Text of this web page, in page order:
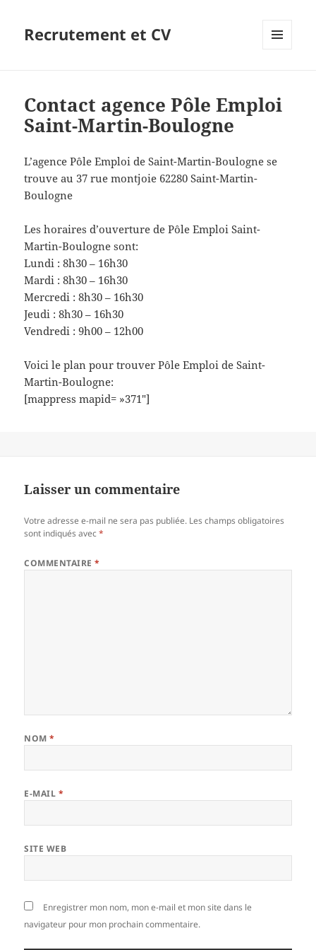
Recrutement et CV
Contact agence Pôle Emploi
Saint-Martin-Boulogne
L’agence Pôle Emploi de Saint-Martin-Boulogne se
trouve au 37 rue montjoie 62280 Saint-Martin-
Boulogne
Les horaires d’ouverture de Pôle Emploi Saint-
Martin-Boulogne sont:
Lundi : 8h30 – 16h30
Mardi : 8h30 – 16h30
Mercredi : 8h30 – 16h30
Jeudi : 8h30 – 16h30
Vendredi : 9h00 – 12h00
Voici le plan pour trouver Pôle Emploi de Saint-
Martin-Boulogne:
[mappress mapid= »371″]
Laisser un commentaire
Votre adresse e-mail ne sera pas publiée. Les champs obligatoires
sont indiqués avec*
COMMENTAIRE*
NOM*
E-MAIL *
SITE WEB
Enregistrer mon nom, mon e-mail et mon site dans le
navigateur pour mon prochain commentaire.